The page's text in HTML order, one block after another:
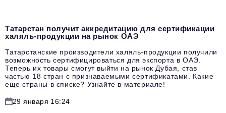
Татарстан получит аккредитацию для сертификации
халяль-продукции на рынок ОАЭ
Татарстанские производители халяль-продукции получили
возможность сертифицироваться для экспорта в ОАЭ.
Теперь их товары смогут выйти на рынок Дубая, став
частью 18 стран с признаваемыми сертификатами. Какие
еще страны в списке? Узнайте в материале!
29 января 16:24